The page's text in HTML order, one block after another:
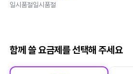
일시품절일시품절
함께 쓸 요금제를 선택해 주세요